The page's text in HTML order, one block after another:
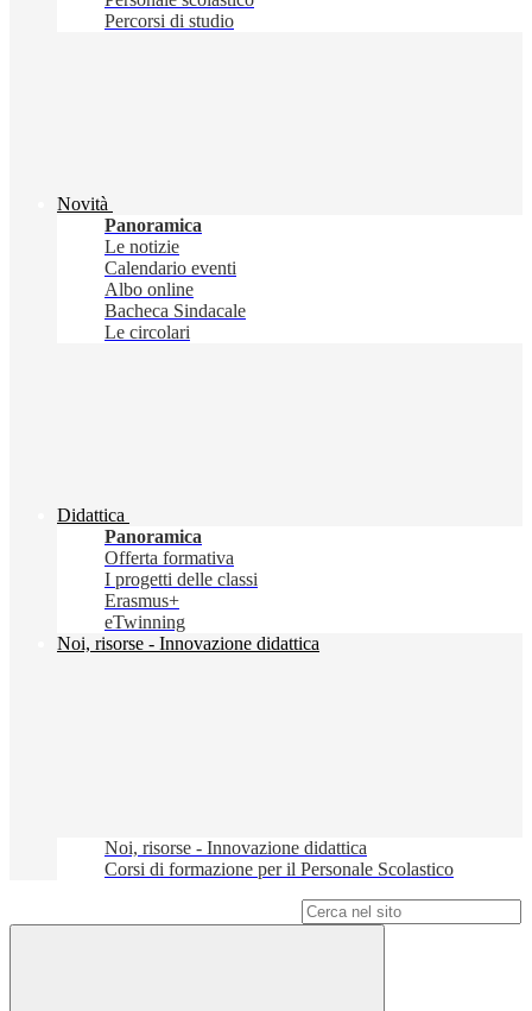
Percorsi di studio
Novità
Panoramica
Le notizie
Calendario eventi
Albo online
Bacheca Sindacale
Le circolari
Didattica
Panoramica
Offerta formativa
I progetti delle classi
Erasmus+
eTwinning
Noi, risorse - Innovazione didattica
Noi, risorse - Innovazione didattica
Corsi di formazione per il Personale Scolastico